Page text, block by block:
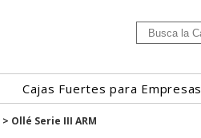
Cajas Fuertes para Empresas
> Ollé Serie III ARM